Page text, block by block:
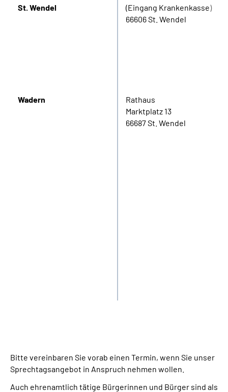
St. Wendel
(Eingang Krankenkasse)
66606 St. Wendel
Wadern
Rathaus
Marktplatz 13
66687 St. Wendel
Bitte vereinbaren Sie vorab einen Termin, wenn Sie unser
Sprechtagsangebot in Anspruch nehmen wollen.
Auch ehrenamtlich tätige Bürgerinnen und Bürger sind als